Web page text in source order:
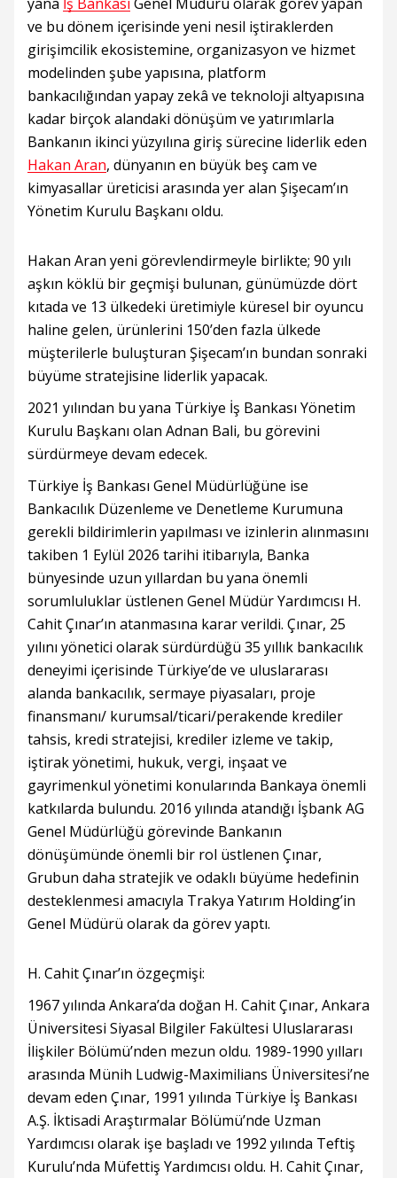
ve bu dönem içerisinde yeni nesil iştiraklerden
girişimcilik ekosistemine, organizasyon ve hizmet
modelinden şube yapısına, platform
bankacılığından yapay zekâ ve teknoloji altyapısına
kadar birçok alandaki dönüşüm ve yatırımlarla
Bankanın ikinci yüzyılına giriş sürecine liderlik eden
Hakan Aran, dünyanın en büyük beş cam ve
kimyasallar üreticisi arasında yer alan Şişecam’ın
Yönetim Kurulu Başkanı oldu.
Hakan Aran yeni görevlendirmeyle birlikte; 90 yılı
aşkın köklü bir geçmişi bulunan, günümüzde dört
kıtada ve 13 ülkedeki üretimiyle küresel bir oyuncu
haline gelen, ürünlerini 150’den fazla ülkede
müşterilerle buluşturan Şişecam’ın bundan sonraki
büyüme stratejisine liderlik yapacak.
2021 yılından bu yana Türkiye İş Bankası Yönetim
Kurulu Başkanı olan Adnan Bali, bu görevini
sürdürmeye devam edecek.
Türkiye İş Bankası Genel Müdürlüğüne ise
Bankacılık Düzenleme ve Denetleme Kurumuna
gerekli bildirimlerin yapılması ve izinlerin alınmasını
takiben 1 Eylül 2026 tarihi itibarıyla, Banka
bünyesinde uzun yıllardan bu yana önemli
sorumluluklar üstlenen Genel Müdür Yardımcısı H.
Cahit Çınar’ın atanmasına karar verildi. Çınar, 25
yılını yönetici olarak sürdürdüğü 35 yıllık bankacılık
deneyimi içerisinde Türkiye’de ve uluslararası
alanda bankacılık, sermaye piyasaları, proje
finansmanı/ kurumsal/ticari/perakende krediler
tahsis, kredi stratejisi, krediler izleme ve takip,
iştirak yönetimi, hukuk, vergi, inşaat ve
gayrimenkul yönetimi konularında Bankaya önemli
katkılarda bulundu. 2016 yılında atandığı İşbank AG
Genel Müdürlüğü görevinde Bankanın
dönüşümünde önemli bir rol üstlenen Çınar,
Grubun daha stratejik ve odaklı büyüme hedefinin
desteklenmesi amacıyla Trakya Yatırım Holding’in
Genel Müdürü olarak da görev yaptı.
H. Cahit Çınar’ın özgeçmişi:
1967 yılında Ankara’da doğan H. Cahit Çınar, Ankara
Üniversitesi Siyasal Bilgiler Fakültesi Uluslararası
İlişkiler Bölümü’nden mezun oldu. 1989-1990 yılları
arasında Münih Ludwig-Maximilians Üniversitesi’ne
devam eden Çınar, 1991 yılında Türkiye İş Bankası
A.Ş. İktisadi Araştırmalar Bölümü’nde Uzman
Yardımcısı olarak işe başladı ve 1992 yılında Teftiş
Kurulu’nda Müfettiş Yardımcısı oldu. H. Cahit Çınar,